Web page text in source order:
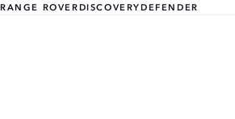
RANGE ROVERDISCOVERYDEFENDER